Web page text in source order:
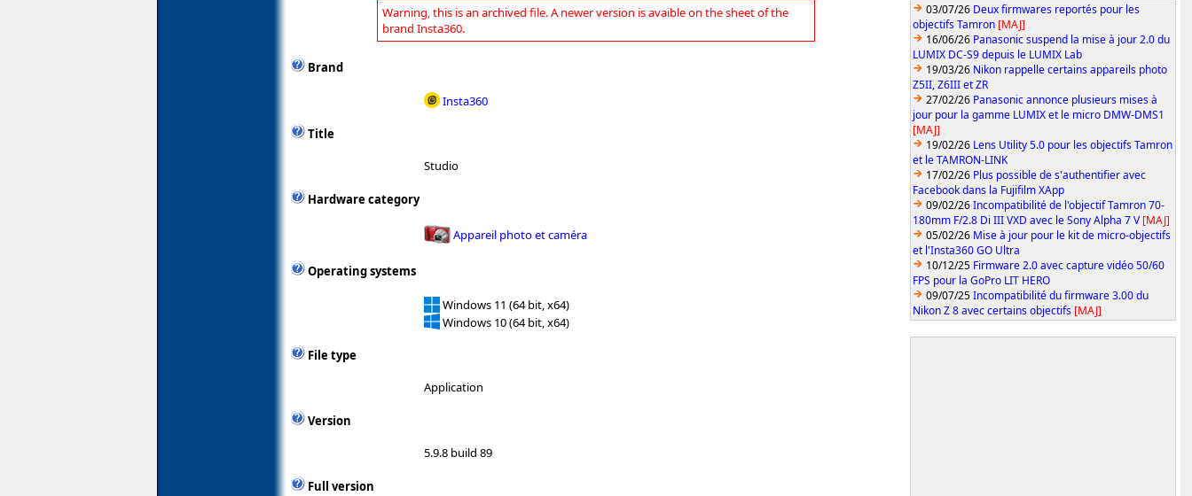
Warning, this is an archived file. A newer version is avaible on the sheet of the
brand Insta360.
Brand
Insta360
Title
Studio
Hardware category
Appareil photo et caméra
Operating systems
Windows 11 (64 bit, x64)
Windows 10 (64 bit, x64)
File type
Application
Version
5.9.8 build 89
Full version
03/07/26 Deux firmwares reportés pour les
objectifs Tamron [MAJ]
16/06/26 Panasonic suspend la mise à jour 2.0 du
LUMIX DC-S9 depuis le LUMIX Lab
19/03/26 Nikon rappelle certains appareils photo
Z5II, Z6III et ZR
27/02/26 Panasonic annonce plusieurs mises à
jour pour la gamme LUMIX et le micro DMW-DMS1
[MAJ]
19/02/26 Lens Utility 5.0 pour les objectifs Tamron
et le TAMRON-LINK
17/02/26 Plus possible de s'authentifier avec
Facebook dans la Fujifilm XApp
09/02/26Incompatibilité de l'objectif Tamron 70-
180mm F/2.8 Di III VXD avec le Sony Alpha 7 V [MAJ]
05/02/26 Mise à jour pour le kit de micro-objectifs
et l'Insta360 GO Ultra
10/12/25 Firmware 2.0 avec capture vidéo 50/60
FPS pour la GoPro LIT HERO
09/07/25Incompatibilité du firmware 3.00 du
Nikon Z 8 avec certains objectifs [MAJ]